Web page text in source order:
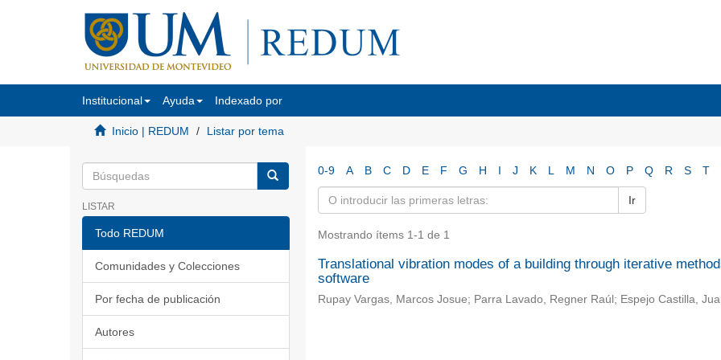
Institucional Ayuda Indexado por
Inicio | REDUM Listar por tema
LISTAR
Todo REDUM
Comunidades y Colecciones
Por fecha de publicación
Autores
0-9 A B C D E F G H I J K L M N O P Q R S T
Ir
Mostrando ítems 1-1 de 1
Translational vibration modes of a building through iterative
software
Rupay Vargas, Marcos Josue; Parra Lavado, Regner Raúl; Espejo Castilla,